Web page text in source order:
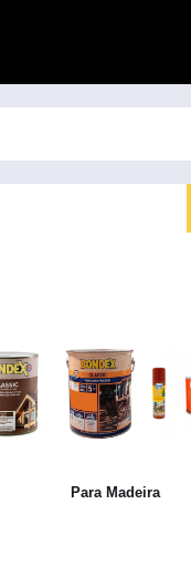
Para Madeira